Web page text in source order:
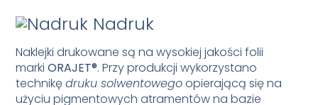
Nadruk
Naklejki drukowane są na wysokiej jakości folii
markiORAJET®. Przy produkcji wykorzystano
technikędruku solwentowegoopierającą się na
użyciu pigmentowych atramentów na bazie